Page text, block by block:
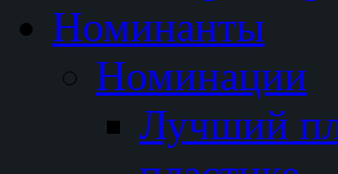
Номинанты
Номинации
Лучший